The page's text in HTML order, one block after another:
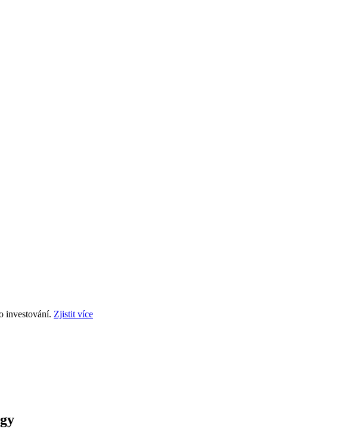
investování. Zjistit více